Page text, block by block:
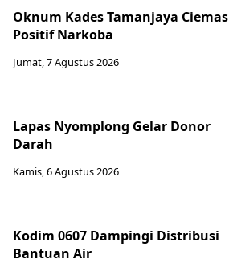
Oknum Kades Tamanjaya Ciemas
Positif Narkoba
Jumat, 7 Agustus 2026
Lapas Nyomplong Gelar Donor
Darah
Kamis, 6 Agustus 2026
Kodim 0607 Dampingi Distribusi
Bantuan Air